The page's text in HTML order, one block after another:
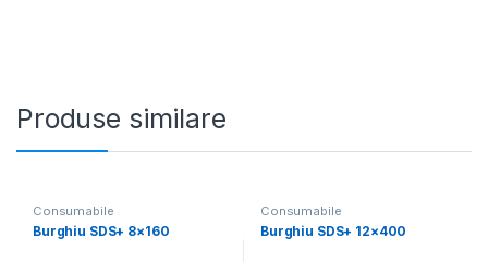
Produse similare
Consumabile
Burghiu SDS+ 8×160
Consumabile
Burghiu SDS+ 12×400